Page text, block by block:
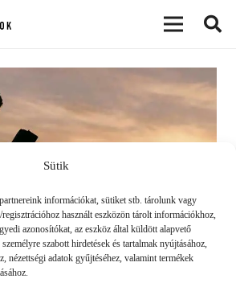
Sütik
információkat, sütiket stb. tárolunk vagy
regisztrációhoz használt eszközön tárolt információkhoz,
azonosítókat, az eszköz által küldött alapvető
szabott hirdetések és tartalmak nyújtásához,
nézettségi adatok gyűjtéséhez, valamint termékek